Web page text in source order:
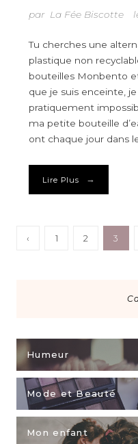
par La Fée Biscotte
Tu cherches une
plastique non
bouteilles Monbento
que je suis enceinte,
pratiquement
ma petite bouteille
ont chaque jour dans
Lire Plus →
‹ 1 2 3
Humeur
Mode et Beauté
Mon enfant